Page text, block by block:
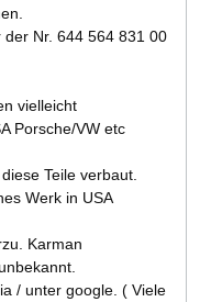
Nr. 644 564 831 00
vielleicht
Porsche/VW etc
Teile verbaut.
Werk in USA
Karman
/ unter google. ( Viele